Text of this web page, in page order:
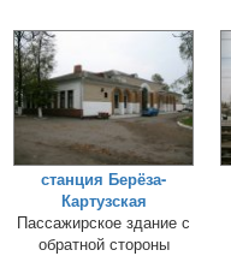
станция Берёза-
Картузская
Пассажирское здание с
обратной стороны